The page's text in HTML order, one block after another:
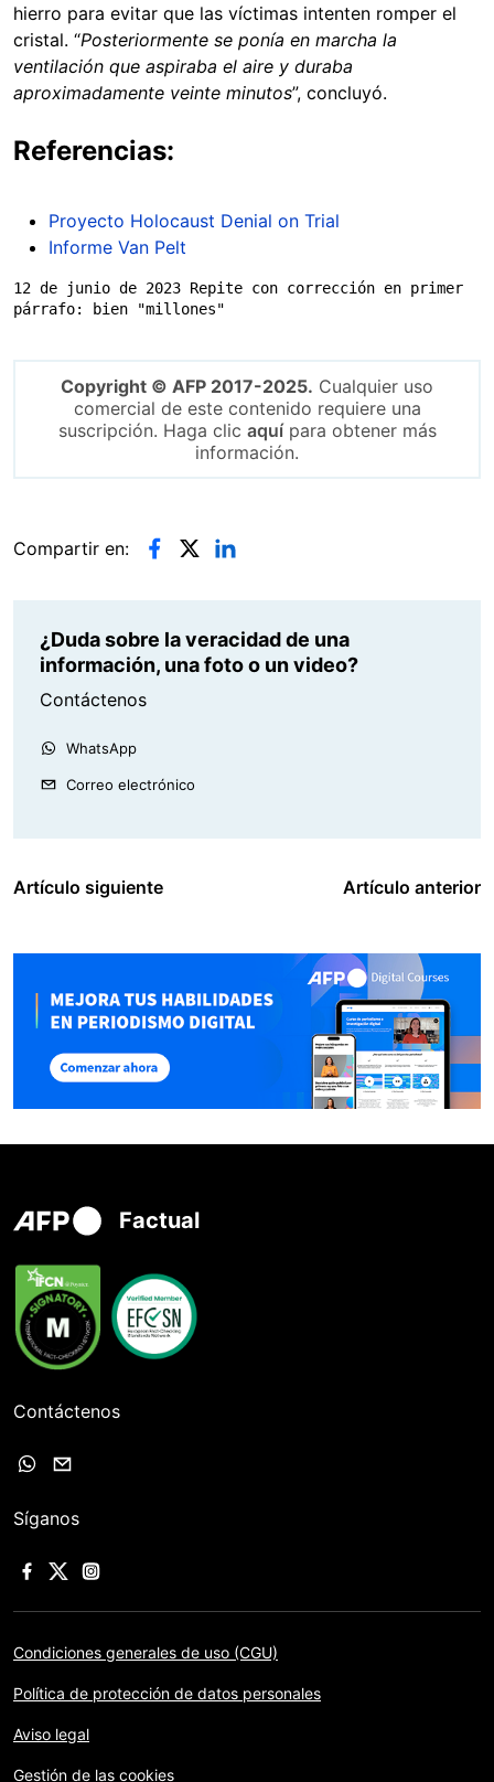
hierro para evitar que las víctimas intenten romper el
cristal. “Posteriormente se ponía en marcha la
ventilación que aspiraba el aire y duraba
aproximadamente veinte minutos”, concluyó.
Referencias:
Proyecto Holocaust Denial on Trial
Informe Van Pelt
12 de junio de 2023 Repite con corrección en primer
párrafo: bien "millones"
Copyright © AFP 2017-2025. Cualquier uso
comercial de este contenido requiere una
suscripción. Haga clic aquípara obtener más
información.
Compartir en:
¿Duda sobre la veracidad de una
información, una foto o un video?
Contáctenos
WhatsApp
Correo electrónico
Artículo siguiente Artículo anterior
Factual
Contáctenos
Síganos
Condiciones generales de uso (CGU)
Política de protección de datos personales
Aviso legal
Gestión de las cookies